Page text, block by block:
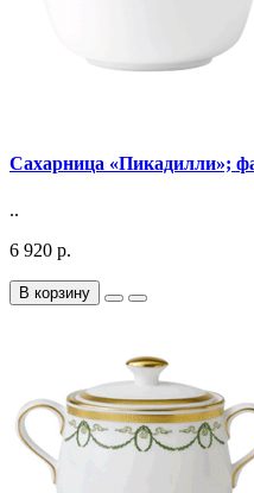
Сахарница «Пикадилли»;
..
6 920 р.
В корзину